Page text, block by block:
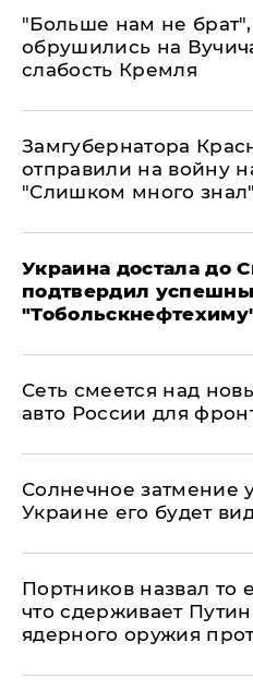
​"Больше нам не
обрушились на
слабость Кремля
Замгубернатора
отправили на войну
"Слишком много знал"
Украина достала до
подтвердил
Сеть смеется над
авто России для
​Солнечное затмение
Украине его будет
Портников назвал то
что сдерживает
ядерного оружия